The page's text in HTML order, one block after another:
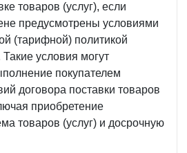
товаров (услуг), если
предусмотрены условиями
(тарифной) политикой
условия могут
покупателем
договора поставки товаров
приобретение
товаров (услуг) и досрочную